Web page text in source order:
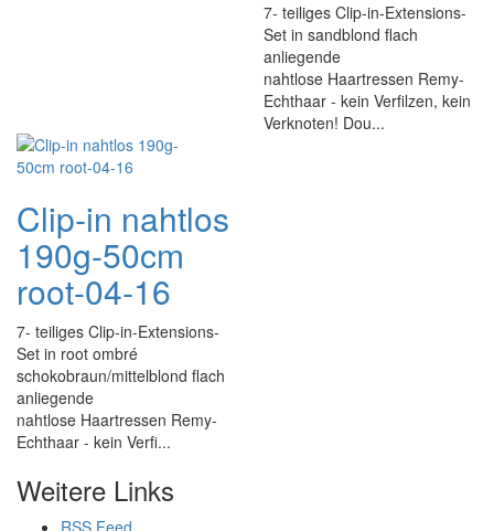
7- teiliges Clip-in-Extensions-
Set in sandblond flach
anliegende
nahtlose Haartressen Remy-
Echthaar - kein Verfilzen, kein
Verknoten! Dou...
Clip-in nahtlos
190g-50cm
root-04-16
7- teiliges Clip-in-Extensions-
Set in root ombré
schokobraun/mittelblond flach
anliegende
nahtlose Haartressen Remy-
Echthaar - kein Verfi...
Weitere Links
RSS Feed